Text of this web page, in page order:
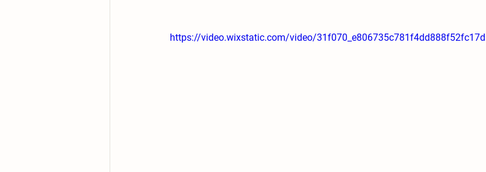
https://video.wixstatic.com/video/